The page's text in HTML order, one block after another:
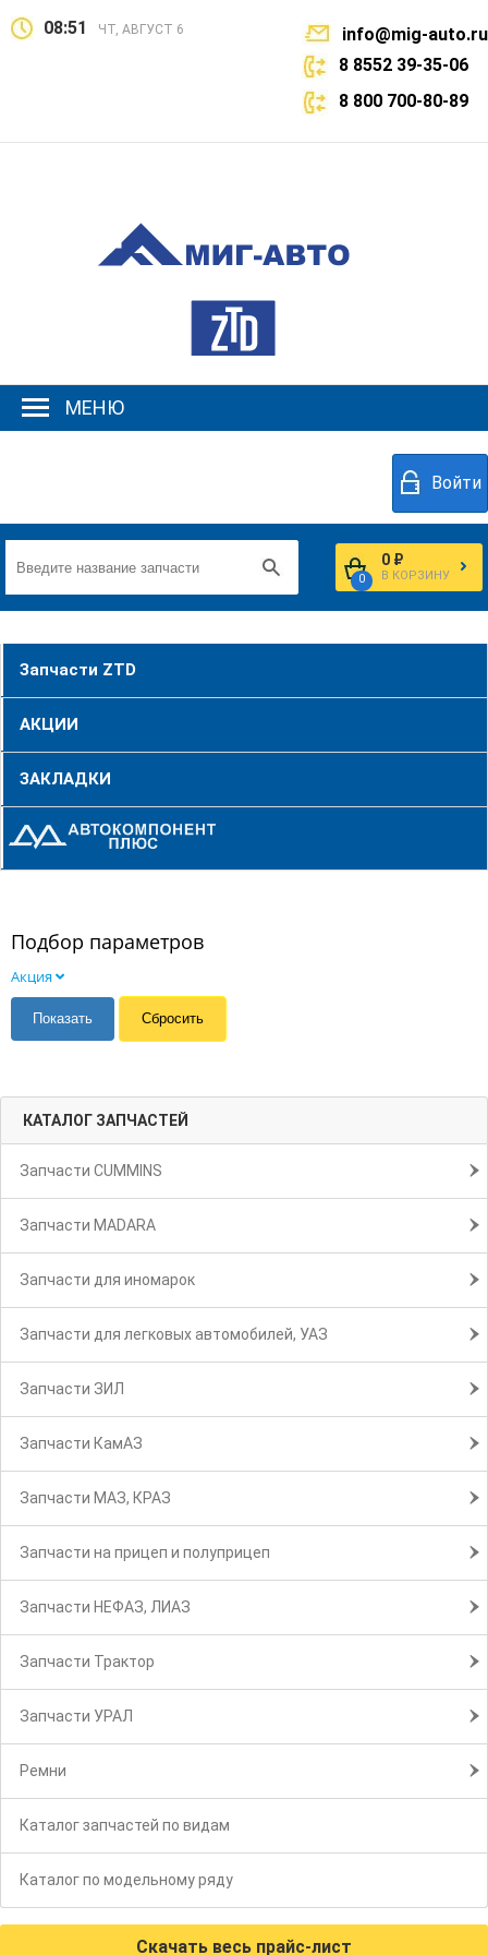
08:51 ЧТ, АВГУСТ 6
info@mig-auto.ru
8 8552 39-35-06
8 800 700-80-89
МЕНЮ
Войти
0
0 ₽
В КОРЗИНУ
Запчасти ZTD
АКЦИИ
ЗАКЛАДКИ
Подбор параметров
Акция
КАТАЛОГ ЗАПЧАСТЕЙ
Запчасти CUMMINS
Запчасти MADARA
Запчасти для иномарок
Запчасти для легковых автомобилей, УАЗ
Запчасти ЗИЛ
Запчасти КамАЗ
Запчасти МАЗ, КРАЗ
Запчасти на прицеп и полуприцеп
Запчасти НЕФАЗ, ЛИАЗ
Запчасти Трактор
Запчасти УРАЛ
Ремни
Каталог запчастей по видам
Каталог по модельному ряду
Скачать весь прайс-лист